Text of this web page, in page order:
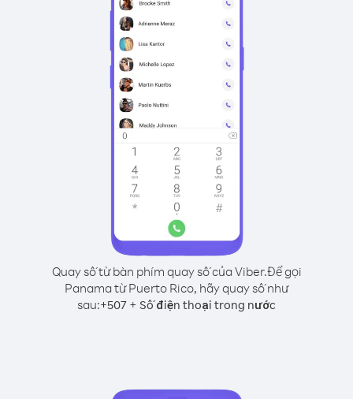
Quay số từ bàn phím quay số của Viber.Để gọi
Panama từ Puerto Rico, hãy quay số như
sau:+507 + Số điện thoại trong nước